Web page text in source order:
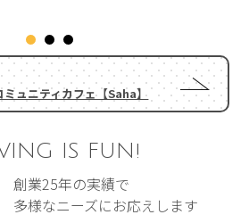
ュニティカフェ【Saha】
IS FUN!
創業25年の実績で
多様なニーズにお応えします